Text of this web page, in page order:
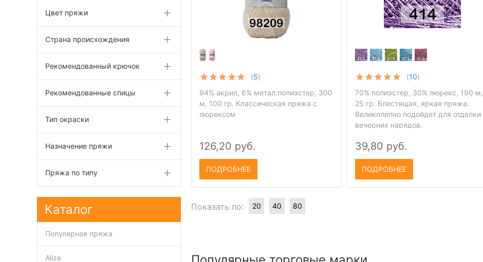
(5)
94% акрил, 6% метал.полиэстер, 300
м, 100 гр. Классическая пряжа с
люрексом
126,20 руб.
ПОДРОБНЕЕ
(10)
70% полиэстер, 30% люрекс, 190 м,
25 гр. Блестящая, яркая пряжа.
Великолепно подойдет для отделки
вечерних нарядов.
39,80 руб.
ПОДРОБНЕЕ
Показать по: 20 40 80
Цвет пряжи
Страна происхождения
Рекомендованный крючок
Рекомендованные спицы
Тип окраски
Назначение пряжи
Пряжа по типу
Каталог
Популярная пряжа
Alize